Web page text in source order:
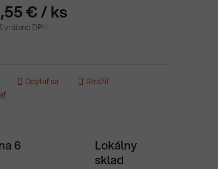
€/ ks
vrátane DPH
Opýtať sa
Strážiť
6
Lokálny
sklad